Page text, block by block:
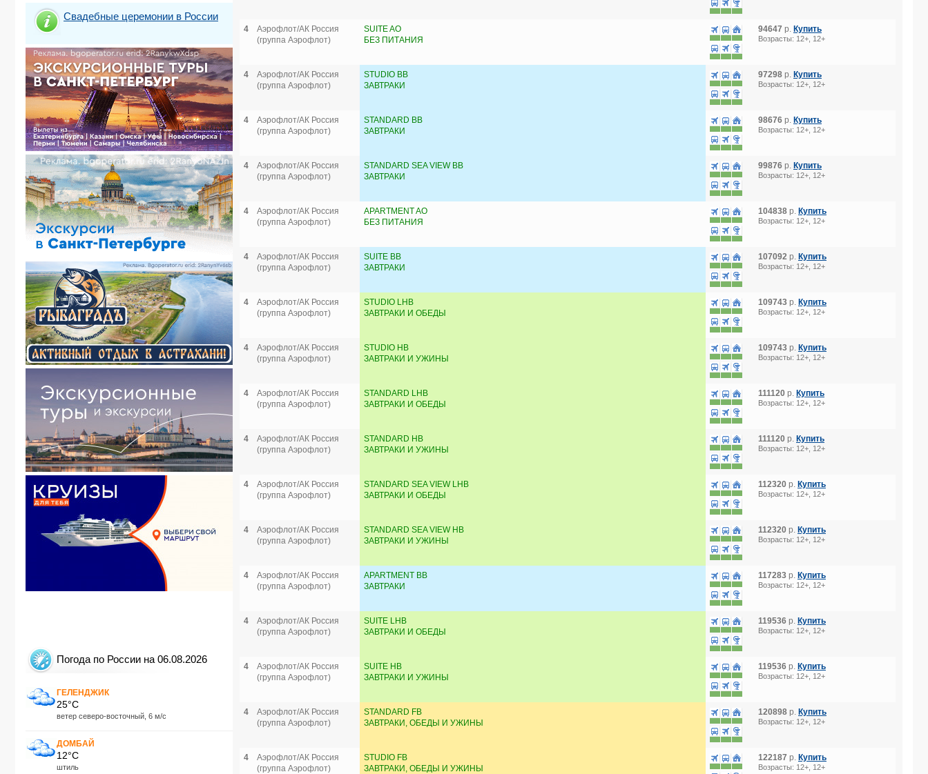
Свадебные церемонии в России
Погода по России на 06.08.2026
ГЕЛЕНДЖИК
25°C
ветер северо-восточный, 6 м/с
ДОМБАЙ
12°C
штиль
4
Аэрофлот/АК Россия
(группа Аэрофлот)
SUITE AO
БЕЗ ПИТАНИЯ
94647 р. Купить
Возрасты: 12+, 12+
4
Аэрофлот/АК Россия
(группа Аэрофлот)
STUDIO BB
ЗАВТРАКИ
97298 р. Купить
Возрасты: 12+, 12+
4
Аэрофлот/АК Россия
(группа Аэрофлот)
STANDARD BB
ЗАВТРАКИ
98676 р. Купить
Возрасты: 12+, 12+
4
Аэрофлот/АК Россия
(группа Аэрофлот)
STANDARD SEA VIEW BB
ЗАВТРАКИ
99876 р. Купить
Возрасты: 12+, 12+
4
Аэрофлот/АК Россия
(группа Аэрофлот)
APARTMENT AO
БЕЗ ПИТАНИЯ
104838 р. Купить
Возрасты: 12+, 12+
4
Аэрофлот/АК Россия
(группа Аэрофлот)
SUITE BB
ЗАВТРАКИ
107092 р. Купить
Возрасты: 12+, 12+
4
Аэрофлот/АК Россия
(группа Аэрофлот)
STUDIO LHB
ЗАВТРАКИ И ОБЕДЫ
109743 р. Купить
Возрасты: 12+, 12+
4
Аэрофлот/АК Россия
(группа Аэрофлот)
STUDIO HB
ЗАВТРАКИ И УЖИНЫ
109743 р. Купить
Возрасты: 12+, 12+
4
Аэрофлот/АК Россия
(группа Аэрофлот)
STANDARD LHB
ЗАВТРАКИ И ОБЕДЫ
111120 р. Купить
Возрасты: 12+, 12+
4
Аэрофлот/АК Россия
(группа Аэрофлот)
STANDARD HB
ЗАВТРАКИ И УЖИНЫ
111120 р. Купить
Возрасты: 12+, 12+
4
Аэрофлот/АК Россия
(группа Аэрофлот)
STANDARD SEA VIEW LHB
ЗАВТРАКИ И ОБЕДЫ
112320 р. Купить
Возрасты: 12+, 12+
4
Аэрофлот/АК Россия
(группа Аэрофлот)
STANDARD SEA VIEW HB
ЗАВТРАКИ И УЖИНЫ
112320 р. Купить
Возрасты: 12+, 12+
4
Аэрофлот/АК Россия
(группа Аэрофлот)
APARTMENT BB
ЗАВТРАКИ
117283 р. Купить
Возрасты: 12+, 12+
4
Аэрофлот/АК Россия
(группа Аэрофлот)
SUITE LHB
ЗАВТРАКИ И ОБЕДЫ
119536 р. Купить
Возрасты: 12+, 12+
4
Аэрофлот/АК Россия
(группа Аэрофлот)
SUITE HB
ЗАВТРАКИ И УЖИНЫ
119536 р. Купить
Возрасты: 12+, 12+
4
Аэрофлот/АК Россия
(группа Аэрофлот)
STANDARD FB
ЗАВТРАКИ, ОБЕДЫ И УЖИНЫ
120898 р. Купить
Возрасты: 12+, 12+
4
Аэрофлот/АК Россия
(группа Аэрофлот)
STUDIO FB
ЗАВТРАКИ, ОБЕДЫ И УЖИНЫ
122187 р. Купить
Возрасты: 12+, 12+